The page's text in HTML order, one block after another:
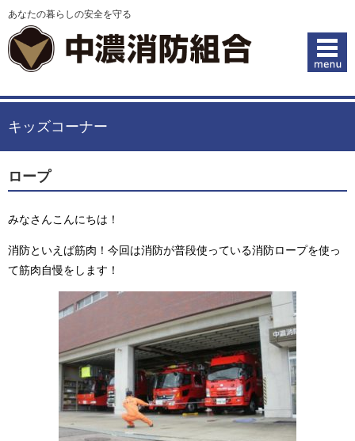
あなたの暮らしの安全を守る
キッズコーナー
ロープ
みなさんこんにちは！
消防といえば筋肉！今回は消防が普段使っている消防ロープを使っ
て筋肉自慢をします！